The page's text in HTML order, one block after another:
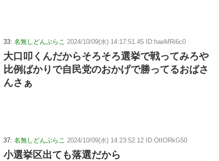
33: 名無しどんぶらこ 2024/10/09(水) 14:17:51.45 ID:haeMRi6c0
大口叩くんだからそろそろ選挙で戦ってみろや
比例ばかりで自民党のおかげで勝ってるおばさ
んさぁ
37: 名無しどんぶらこ 2024/10/09(水) 14:23:52.12 ID:OtIORkG50
小選挙区出ても落選だから